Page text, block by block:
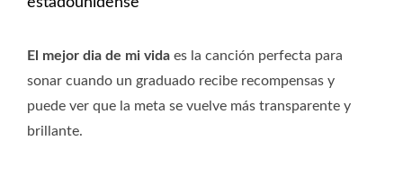
El mejor dia de mi vida es la canción perfecta para
sonar cuando un graduado recibe recompensas y
puede ver que la meta se vuelve más transparente y
brillante.